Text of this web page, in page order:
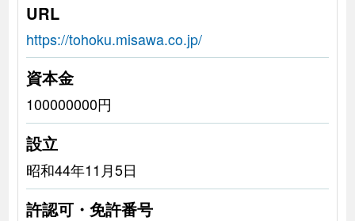
URL
https://tohoku.misawa.co.jp/
資本金
100000000円
設立
昭和44年11月5日
許認可・免許番号